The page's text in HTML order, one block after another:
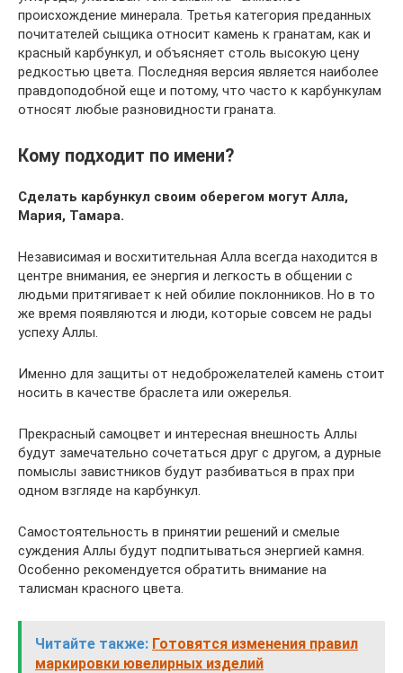
происхождение минерала. Третья категория преданных
почитателей сыщика относит камень к гранатам, как и
красный карбункул, и объясняет столь высокую цену
редкостью цвета. Последняя версия является наиболее
правдоподобной еще и потому, что часто к карбункулам
относят любые разновидности граната.
Кому подходит по имени?
Сделать карбункул своим оберегом могут Алла,
Мария, Тамара.
Независимая и восхитительная Алла всегда находится в
центре внимания, ее энергия и легкость в общении с
людьми притягивает к ней обилие поклонников. Но в то
же время появляются и люди, которые совсем не рады
успеху Аллы.
Именно для защиты от недоброжелателей камень стоит
носить в качестве браслета или ожерелья.
Прекрасный самоцвет и интересная внешность Аллы
будут замечательно сочетаться друг с другом, а дурные
помыслы завистников будут разбиваться в прах при
одном взгляде на карбункул.
Самостоятельность в принятии решений и смелые
суждения Аллы будут подпитываться энергией камня.
Особенно рекомендуется обратить внимание на
талисман красного цвета.
Читайте также: Готовятся изменения правил
маркировки ювелирных изделий